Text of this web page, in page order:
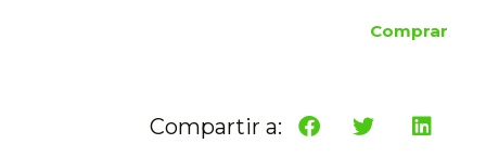
Comprar
Compartir a: